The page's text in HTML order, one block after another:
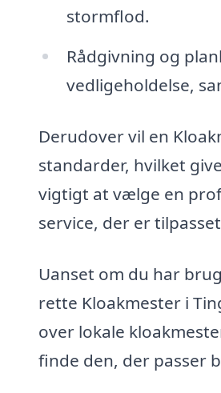
stormflod.
Rådgivning og
vedligeholdelse,
Derudover vil en
standarder, hvilket
vigtigt at vælge en
service, der er
Uanset om du har
rette Kloakmester i
over lokale
finde den, der passer